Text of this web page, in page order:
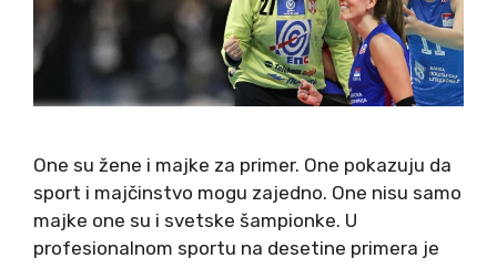
One su žene i majke za primer. One pokazuju da
sport i majčinstvo mogu zajedno. One nisu samo
majke one su i svetske šampionke. U
profesionalnom sportu na desetine primera je